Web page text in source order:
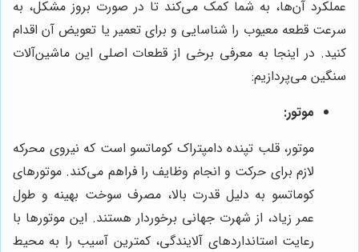
عملکرد آن‌ها، به شما کمک می‌کند تا در صورت بروز مشکل، به
سرعت قطعه معیوب را شناسایی و برای تعمیر یا تعویض آن اقدام
کنید. در اینجا به معرفی برخی از قطعات اصلی این ماشین‌آلات
سنگین می‌پردازیم:
موتور:
موتور، قلب تپنده دامپتراک کوماتسو است که نیروی محرکه
لازم برای حرکت و انجام وظایف را فراهم می‌کند. موتورهای
کوماتسو به دلیل قدرت بالا، مصرف سوخت بهینه و طول
عمر زیاد، از شهرت جهانی برخوردار هستند. این موتورها با
رعایت استانداردهای آلایندگی، کمترین آسیب را به محیط